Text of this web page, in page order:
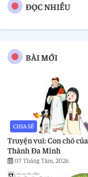
ĐỌC NHIỀU
BÀI MỚI
CHIA SẺ
Truyện vui: Con chó của
Thánh Đa Minh
07 Tháng Tám, 2026